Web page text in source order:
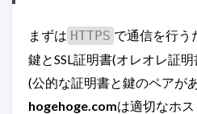
まずは HTTPS で通信を行う
鍵とSSL証明書(オレオレ証明
(公的な証明書と鍵のペアが
hogehoge.comは適切なホ